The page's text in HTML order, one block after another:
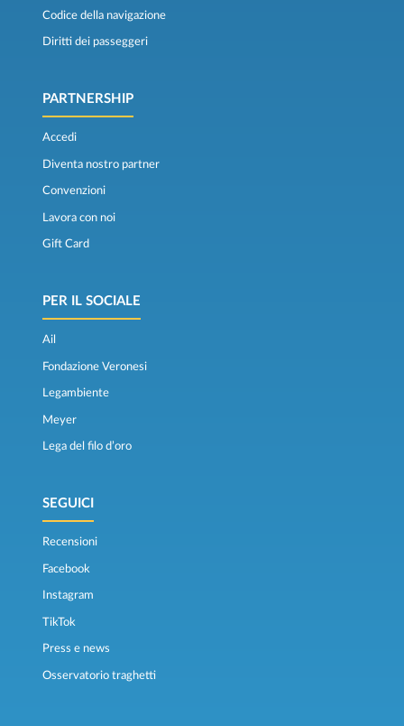
Codice della navigazione
Diritti dei passeggeri
PARTNERSHIP
Accedi
Diventa nostro partner
Convenzioni
Lavora con noi
Gift Card
PER IL SOCIALE
Ail
Fondazione Veronesi
Legambiente
Meyer
Lega del filo d’oro
SEGUICI
Recensioni
Facebook
Instagram
TikTok
Press e news
Osservatorio traghetti